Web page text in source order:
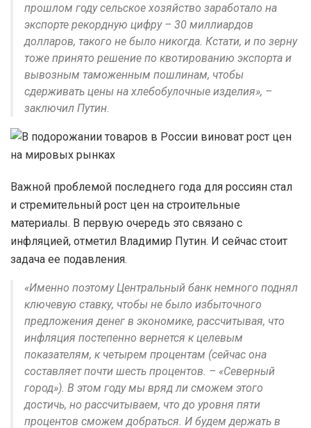
прошлом году сельское хозяйство заработало на
экспорте рекордную цифру – 30 миллиардов
долларов, такого не было никогда. Кстати, и по зерну
тоже принято решение по квотированию экспорта и
вывозным таможенным пошлинам, чтобы
сдерживать цены на хлебобулочные изделия», –
заключил Путин.
Важной проблемой последнего года для россиян стал
и стремительный рост цен на строительные
материалы. В первую очередь это связано с
инфляцией, отметил Владимир Путин. И сейчас стоит
задача ее подавления.
«Именно поэтому Центральный банк немного поднял
ключевую ставку, чтобы не было избыточного
предложения денег в экономике, рассчитывая, что
инфляция постепенно вернется к целевым
показателям, к четырем процентам (сейчас она
составляет почти шесть процентов. – «Северный
город»). В этом году мы вряд ли сможем этого
достичь, но рассчитываем, что до уровня пяти
процентов сможем добраться. И будем держать в